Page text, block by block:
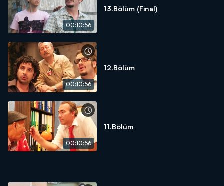
00:10:56
13.Bölüm (Final)
00:10:56
12.Bölüm
00:10:56
11.Bölüm